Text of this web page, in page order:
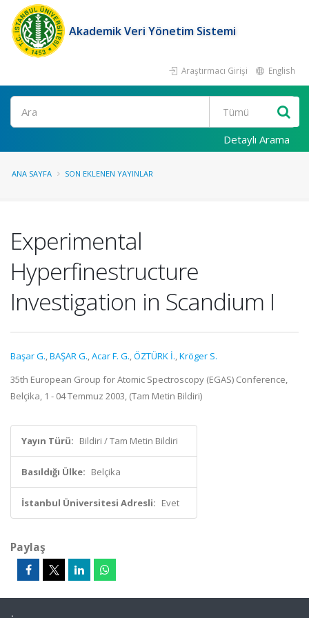
Akademik Veri Yönetim Sistemi
Araştırmacı Girişi English
Ara
Detaylı Arama
ANA SAYFA SON EKLENEN YAYINLAR
Experimental
Hyperfinestructure
Investigation in Scandium I
Başar G.,BAŞAR G.,Acar F. G.,ÖZTÜRK İ.,Kröger S.
35th European Group for Atomic Spectroscopy (EGAS) Conference,
Belçika, 1 - 04 Temmuz 2003, (Tam Metin Bildiri)
Yayın Türü: Bildiri / Tam Metin Bildiri
Basıldığı Ülke: Belçika
İstanbul Üniversitesi Adresli: Evet
Paylaş